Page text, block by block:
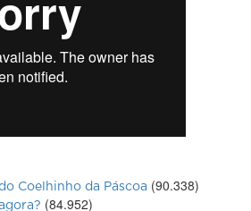
Coelhinho da Páscoa (90.338)
(84.952)